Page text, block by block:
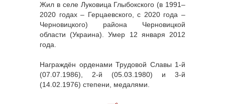
Жил в селе Луковица Глыбокского (в 1991–
2020 годах – Герцаевского, с 2020 года –
Черновицкого) района Черновицкой
области (Украина). Умер 12 января 2012
года.
Награждён орденами Трудовой Славы 1-й
(07.07.1986), 2-й (05.03.1980) и 3-й
(14.02.1976) степени, медалями.